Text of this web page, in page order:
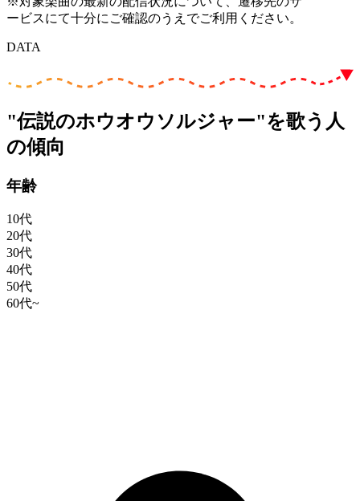
ービスにて十分にご確認のうえでご利用ください。
DATA
"伝説のホウオウソルジャー"を歌う人
の傾向
年齢
10代
20代
30代
40代
50代
60代~